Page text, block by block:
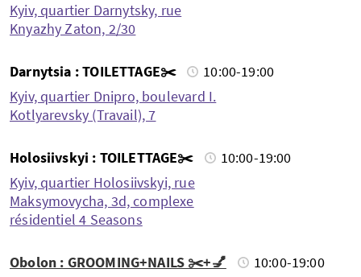
Kyiv, quartier Darnytsky, rue
Knyazhy Zaton, 2/30
Darnytsia : TOILETTAGE✂️
10:00-19:00
Kyiv, quartier Dnipro, boulevard I.
Kotlyarevsky (Travail), 7
Holosiivskyi : TOILETTAGE✂️
10:00-19:00
Kyiv, quartier Holosiivskyi, rue
Maksymovycha, 3d, complexe
résidentiel 4 Seasons
Obolon : GROOMING+NAILS ✂️+💅
10:00-19:00